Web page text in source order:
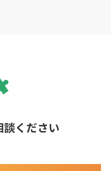
談ください